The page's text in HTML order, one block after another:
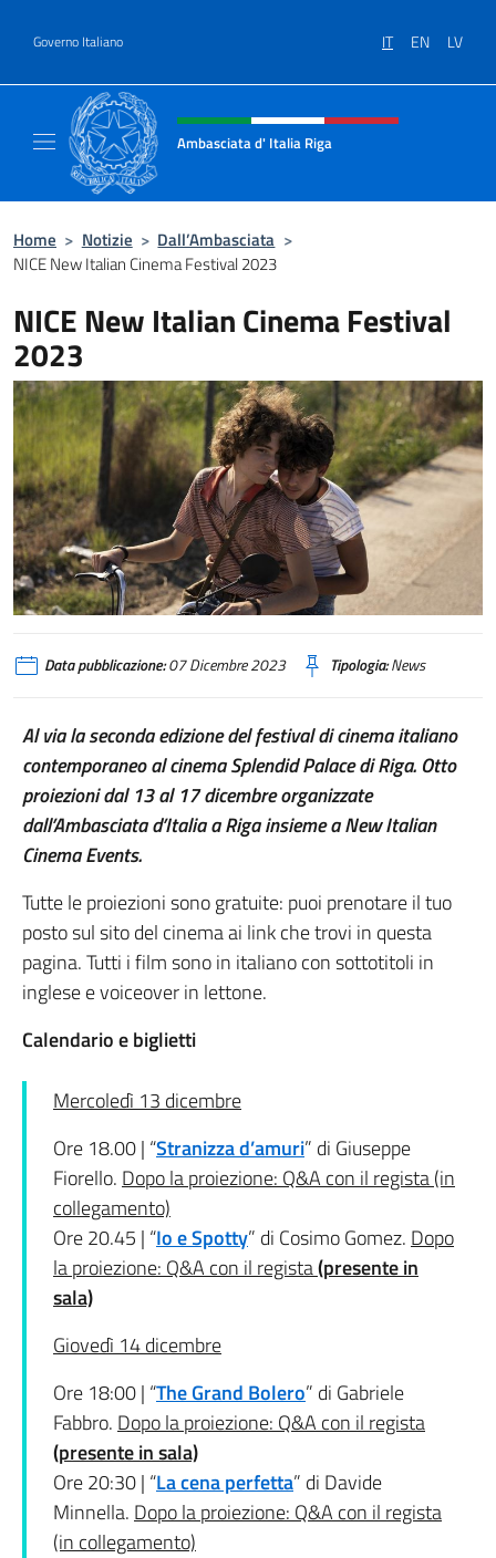
Governo Italiano IT EN LV
Intestazione sito, social e menù
Ambasciata d' Italia Riga
Home > Notizie > Dall’Ambasciata >
NICE New Italian Cinema Festival 2023
NICE New Italian Cinema Festival
2023
Data pubblicazione:07 Dicembre 2023 Tipologia:News
Al via la seconda edizione del festival di cinema italiano
contemporaneo al cinema Splendid Palace di Riga. Otto
proiezioni dal 13 al 17 dicembre organizzate
dall’Ambasciata d’Italia a Riga insieme a New Italian
Cinema Events.
Tutte le proiezioni sono gratuite: puoi prenotare il tuo
posto sul sito del cinema ai link che trovi in questa
pagina. Tutti i film sono in italiano con sottotitoli in
inglese e voiceover in lettone.
Calendario e biglietti
Mercoledì 13 dicembre
Ore 18.00 | “Stranizza d’amuri” di Giuseppe
Fiorello. Dopo la proiezione: Q&A con il regista (in
collegamento)
Ore 20.45 | “Io e Spotty” di Cosimo Gomez. Dopo
la proiezione: Q&A con il regista(presente in
sala)
Giovedì 14 dicembre
Ore 18:00 | “The Grand Bolero” di Gabriele
Fabbro. Dopo la proiezione: Q&A con il regista
(presente in sala)
Ore 20:30 | “La cena perfetta” di Davide
Minnella. Dopo la proiezione: Q&A con il regista
(in collegamento)